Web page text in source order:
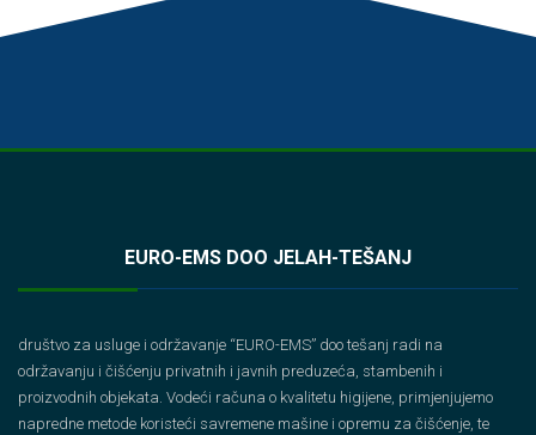
EURO-EMS DOO JELAH-TEŠANJ
društvo za usluge i održavanje “EURO-EMS” doo tešanj radi na
održavanju i čišćenju privatnih i javnih preduzeća, stambenih i
proizvodnih objekata. Vodeći računa o kvalitetu higijene, primjenjujemo
napredne metode koristeći savremene mašine i opremu za čišćenje, te